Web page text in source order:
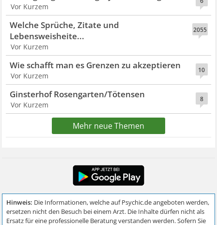
Vor Kurzem
2055
Welche Sprüche, Zitate und
Lebensweisheite...
Vor Kurzem
10
Wie schafft man es Grenzen zu akzeptieren
Vor Kurzem
8
Ginsterhof Rosengarten/Tötensen
Vor Kurzem
Mehr neue Themen